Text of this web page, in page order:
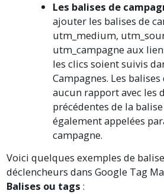
Les balises de
ajouter les balises de
utm_medium,
utm_campagne aux
les clics soient suivis
Campagnes. Les
aucun rapport avec les
précédentes de la
également appelées
campagne.
Voici quelques exemples de
déclencheurs dans Google Tag
Balises ou tags :